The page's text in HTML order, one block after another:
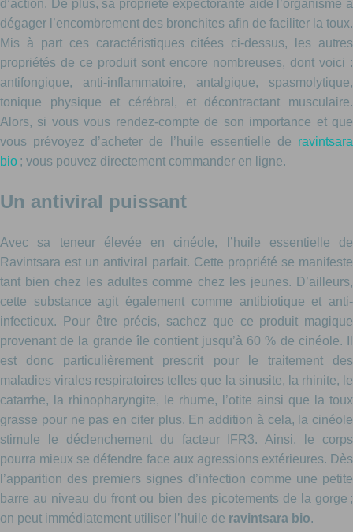
d’action. De plus, sa propriété expectorante aide l’organisme à
dégager l’encombrement des bronchites afin de faciliter la toux.
Mis à part ces caractéristiques citées ci-dessus, les autres
propriétés de ce produit sont encore nombreuses, dont voici :
antifongique, anti-inflammatoire, antalgique, spasmolytique,
tonique physique et cérébral, et décontractant musculaire.
Alors, si vous vous rendez-compte de son importance et que
vous prévoyez d’acheter de l’huile essentielle de ravintsara
bio ; vous pouvez directement commander en ligne.
Un antiviral puissant
Avec sa teneur élevée en cinéole, l’huile essentielle de
Ravintsara est un antiviral parfait. Cette propriété se manifeste
tant bien chez les adultes comme chez les jeunes. D’ailleurs,
cette substance agit également comme antibiotique et anti-
infectieux. Pour être précis, sachez que ce produit magique
provenant de la grande île contient jusqu’à 60 % de cinéole. Il
est donc particulièrement prescrit pour le traitement des
maladies virales respiratoires telles que la sinusite, la rhinite, le
catarrhe, la rhinopharyngite, le rhume, l’otite ainsi que la toux
grasse pour ne pas en citer plus. En addition à cela, la cinéole
stimule le déclenchement du facteur IFR3. Ainsi, le corps
pourra mieux se défendre face aux agressions extérieures. Dès
l’apparition des premiers signes d’infection comme une petite
barre au niveau du front ou bien des picotements de la gorge ;
on peut immédiatement utiliser l’huile de ravintsara bio.